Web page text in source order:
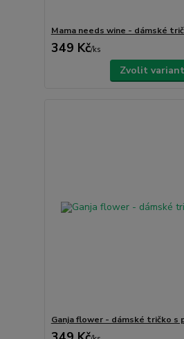
Mama needs wine - dámské
349 Kč/ks
Zvolit
Ganja flower - dámské tričko s